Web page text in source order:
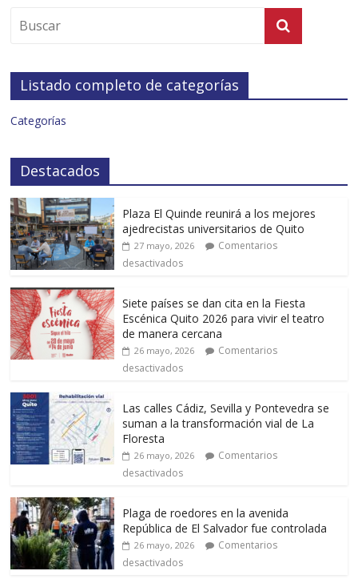
Listado completo de categorías
Categorías
Destacados
Plaza El Quinde reunirá a los mejores
ajedrecistas universitarios de Quito
27 mayo, 2026
Comentarios
desactivados
Siete países se dan cita en la Fiesta
Escénica Quito 2026 para vivir el teatro
de manera cercana
26 mayo, 2026
Comentarios
desactivados
Las calles Cádiz, Sevilla y Pontevedra se
suman a la transformación vial de La
Floresta
26 mayo, 2026
Comentarios
desactivados
Plaga de roedores en la avenida
República de El Salvador fue controlada
26 mayo, 2026
Comentarios
desactivados